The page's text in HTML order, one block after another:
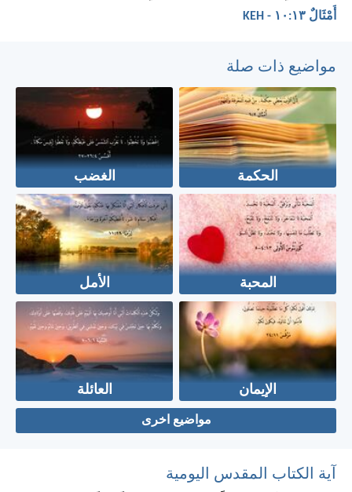
أَمْثَالٌ ١٣:‏١٠ - KEH
مواضيع ذات صلة
الحكمة الغضب
المحبة الأمل
الإيمان العائلة
مواضيع اخرى
آية الكتاب المقدس اليومية